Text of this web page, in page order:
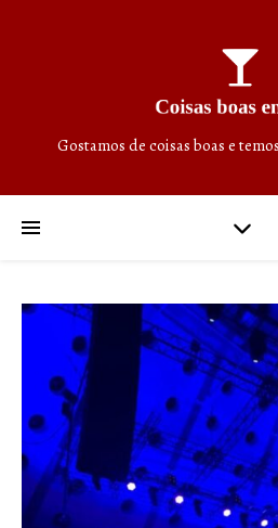
Gostamos de coisas boas e